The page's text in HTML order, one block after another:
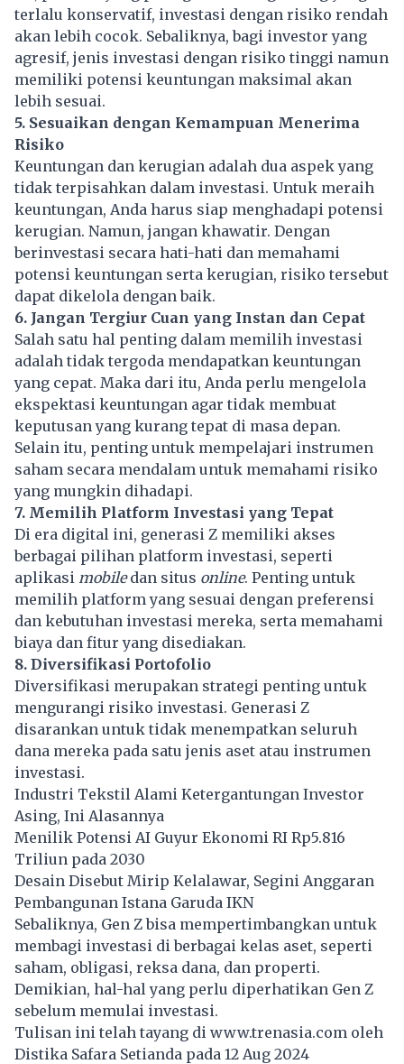
terlalu konservatif, investasi dengan risiko rendah
akan lebih cocok. Sebaliknya, bagi investor yang
agresif, jenis investasi dengan risiko tinggi namun
memiliki potensi keuntungan maksimal akan
lebih sesuai.
5. Sesuaikan dengan Kemampuan Menerima
Risiko
Keuntungan dan kerugian adalah dua aspek yang
tidak terpisahkan dalam investasi. Untuk meraih
keuntungan, Anda harus siap menghadapi potensi
kerugian. Namun, jangan khawatir. Dengan
berinvestasi secara hati-hati dan memahami
potensi keuntungan serta kerugian, risiko tersebut
dapat dikelola dengan baik.
6. Jangan Tergiur Cuan yang Instan dan Cepat
Salah satu hal penting dalam memilih investasi
adalah tidak tergoda mendapatkan keuntungan
yang cepat. Maka dari itu, Anda perlu mengelola
ekspektasi keuntungan agar tidak membuat
keputusan yang kurang tepat di masa depan.
Selain itu, penting untuk mempelajari instrumen
saham secara mendalam untuk memahami risiko
yang mungkin dihadapi.
7. Memilih Platform Investasi yang Tepat
Di era digital ini, generasi Z memiliki akses
berbagai pilihan platform investasi, seperti
aplikasi mobiledan situs online. Penting untuk
memilih platform yang sesuai dengan preferensi
dan kebutuhan investasi mereka, serta memahami
biaya dan fitur yang disediakan.
8. Diversifikasi Portofolio
Diversifikasi merupakan strategi penting untuk
mengurangi risiko investasi. Generasi Z
disarankan untuk tidak menempatkan seluruh
dana mereka pada satu jenis aset atau instrumen
investasi.
Industri Tekstil Alami Ketergantungan Investor
Asing, Ini Alasannya
Menilik Potensi AI Guyur Ekonomi RI Rp5.816
Triliun pada 2030
Desain Disebut Mirip Kelalawar, Segini Anggaran
Pembangunan Istana Garuda IKN
Sebaliknya, Gen Z bisa mempertimbangkan untuk
membagi investasi di berbagai kelas aset, seperti
saham, obligasi, reksa dana, dan properti.
Demikian, hal-hal yang perlu diperhatikan Gen Z
sebelum memulai investasi.
Tulisan ini telah tayang di www.trenasia.com oleh
Distika Safara Setianda pada 12 Aug 2024